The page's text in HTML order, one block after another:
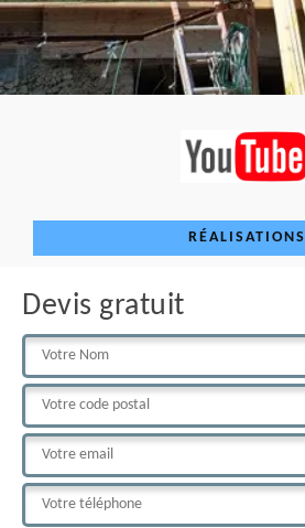
RÉALISATIONS
Devis gratuit